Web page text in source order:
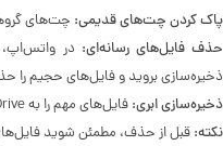
پاک کردن چت‌های قدیمی: چت‌های
حذف فایل‌های رسانه‌ای: در
ذخیره‌سازی بروید و فایل‌های حجیم را
ذخیره‌سازی ابری: فایل‌های مهم را به Google Drive یا iCloud منتقل کنید.
نکته: قبل از حذف، مطمئن شوید